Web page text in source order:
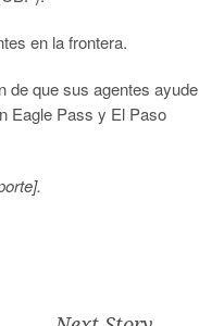
en la frontera.
de que sus agentes
Eagle Pass y El Paso